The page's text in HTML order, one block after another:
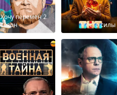
Хочу перемен 2
сезон
Место силы